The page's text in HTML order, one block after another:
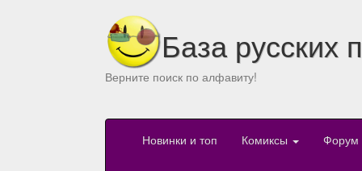
База русских
Верните поиск по алфавиту!
Новинки и топ Комиксы Форум